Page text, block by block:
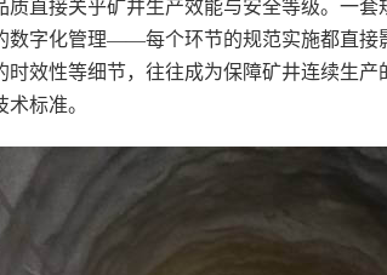
质直接关乎矿井生产效能与安全等级。一
数字化管理——每个环节的规范实施都直
效性等细节，往往成为保障矿井连续生产
标准。